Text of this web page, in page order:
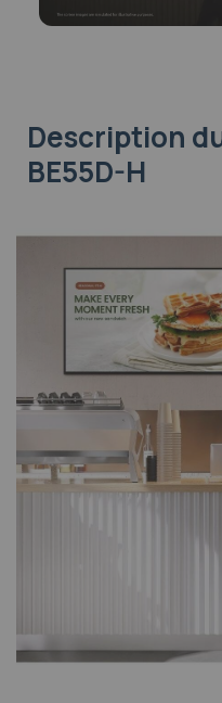
Description
BE55D-H